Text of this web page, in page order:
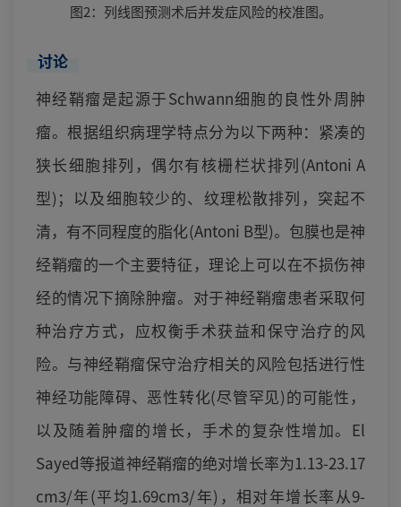
图2：列线图预测术后并发症风险的校准图。
讨论
神经鞘瘤是起源于Schwann细胞的良性外周肿
瘤。根据组织病理学特点分为以下两种：紧凑的
狭长细胞排列，偶尔有核栅栏状排列(Antoni A
型)；以及细胞较少的、纹理松散排列，突起不
清，有不同程度的脂化(Antoni B型)。包膜也是神
经鞘瘤的一个主要特征，理论上可以在不损伤神
经的情况下摘除肿瘤。对于神经鞘瘤患者采取何
种治疗方式，应权衡手术获益和保守治疗的风
险。与神经鞘瘤保守治疗相关的风险包括进行性
神经功能障碍、恶性转化(尽管罕见)的可能性，
以及随着肿瘤的增长，手术的复杂性增加。El
Sayed等报道神经鞘瘤的绝对增长率为1.13-23.17
cm3/年(平均1.69cm3/年)，相对年增长率从9-